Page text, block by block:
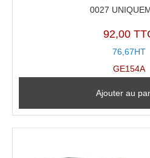
0027
92,00
76,67HT
GE154A
Ajouter au